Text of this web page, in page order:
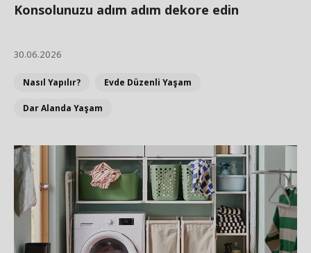
Konsolunuzu adım adım dekore edin
30.06.2026
Nasıl Yapılır? Evde Düzenli Yaşam
Dar Alanda Yaşam